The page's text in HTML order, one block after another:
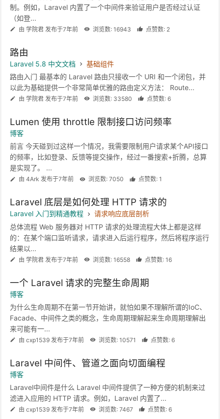
制。例如，Laravel 内置了一个中间件来验证用户是否经过认证
（如登...
由 学院君 发布于7年前 浏览数: 16943 点赞数: 2
路由
Laravel 5.8 中文文档
基础组件
路由入门 最基本的 Laravel 路由只接收一个 URI 和一个闭包，并
以此为基础提供一个非常简单优雅的路由定义方法： Route...
由 学院君 发布于7年前 浏览数: 33580 点赞数: 6
Lumen 使用 throttle 限制接口访问频率
博客
前言 今天碰到过这样一个情况，我需要限制用户请求某个API接口
的频率，比如登录、反馈等提交操作，经过一番搜索+折腾，总算
是实现了。 ...
由 4Ark 发布于7年前 浏览数: 7050 点赞数: 1
Laravel 底层是如何处理 HTTP 请求的
Laravel 入门到精通教程
请求响应底层剖析
总体流程 Web 服务器对 HTTP 请求的处理流程大体上都是这样
的：在某个端口监听请求，请求进入后运行程序，然后将程序运行
结果以...
由 学院君 发布于7年前 浏览数: 16558 点赞数: 16
一个 Laravel 请求的完整生命周期
博客
为什么生命周期不在第一节开始讲，就怕如果不理解所谓的IoC、
Facade、中间件之类的概念，生命周期理解起来生命周期理解出
来可能有一...
由 cxp1539 发布于7年前 浏览数: 10571 点赞数: 6
Laravel 中间件、管道之面向切面编程
博客
Laravel中间件是什么 Laravel 中间件提供了一种方便的机制来过
滤进入应用的 HTTP 请求。例如，Laravel 内置了...
由 cxp1539 发布于7年前 浏览数: 7467 点赞数: 6